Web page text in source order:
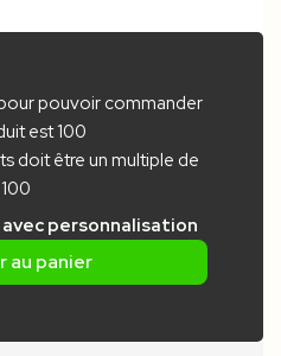
pouvoir commander
est 100
doit être un multiple de
100
avec personnalisation
au panier